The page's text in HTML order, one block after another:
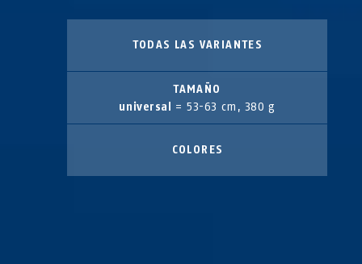
TODAS LAS VARIANTES
TAMAÑO
universal
= 53-63 cm, 380 g
COLORES